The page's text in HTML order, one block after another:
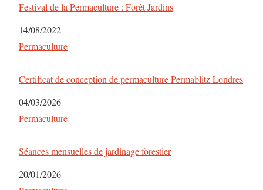
Festival de la Permaculture : Forêt Jardins
Date
14/08/2022
Par rapport à
Permaculture
Certificat de conception de permaculture Permablitz Londres
Date
04/03/2026
Par rapport à
Permaculture
Séances mensuelles de jardinage forestier
Date
20/01/2026